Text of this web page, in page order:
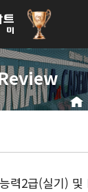
수원캠퍼스 개강
인 회원가입
력2급(실기)